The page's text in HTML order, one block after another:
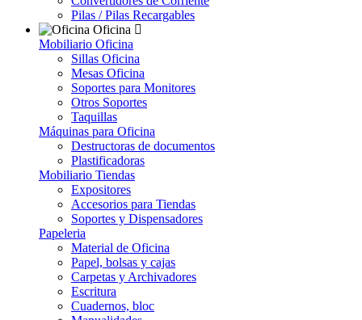
Pilas / Pilas Recargables
Oficina
Mobiliario Oficina
Sillas Oficina
Mesas Oficina
Soportes para Monitores
Otros Soportes
Taquillas
Máquinas para Oficina
Destructoras de documentos
Plastificadoras
Mobiliario Tiendas
Expositores
Accesorios para Tiendas
Soportes y Dispensadores
Papeleria
Material de Oficina
Papel, bolsas y cajas
Carpetas y Archivadores
Escritura
Cuadernos, bloc